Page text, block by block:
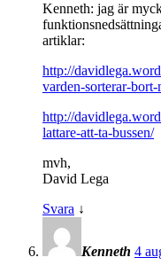
Kenneth: jag är
artiklar:
http://
varden-sorterar-
http://
lattare-att-ta-bussen/
mvh,
David Lega
Svara ↓
Kenneth 4